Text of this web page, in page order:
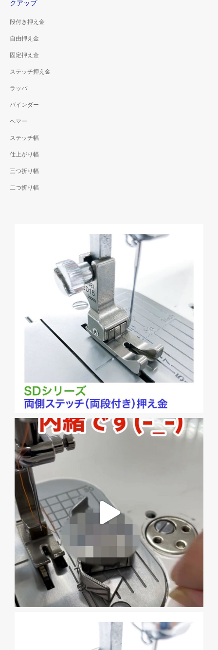
クアップ
段付き押え金
自由押え金
固定押え金
ステッチ押え金
ラッパ
バインダー
ヘマー
ステッチ幅
仕上がり幅
三つ折り幅
二つ折り幅